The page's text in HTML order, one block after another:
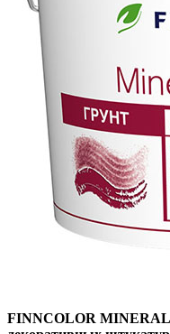
FINNCOLOR MINERAL